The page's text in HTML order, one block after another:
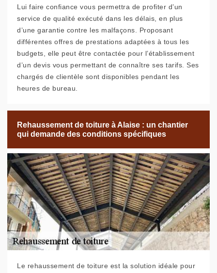
Lui faire confiance vous permettra de profiter d’un
service de qualité exécuté dans les délais, en plus
d’une garantie contre les malfaçons. Proposant
différentes offres de prestations adaptées à tous les
budgets, elle peut être contactée pour l’établissement
d’un devis vous permettant de connaître ses tarifs. Ses
chargés de clientèle sont disponibles pendant les
heures de bureau.
Rehaussement de toiture à Alaise : un chantier
qui demande des conditions spécifiques
Le rehaussement de toiture est la solution idéale pour